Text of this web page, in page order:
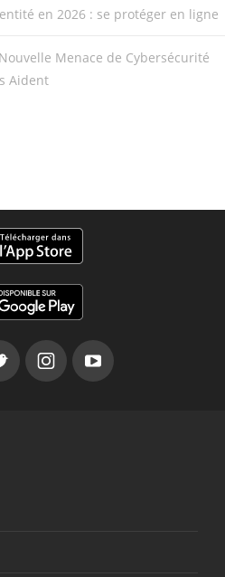
en 2026 : se protéger en ligne
Menace de Cybersécurité
Aident